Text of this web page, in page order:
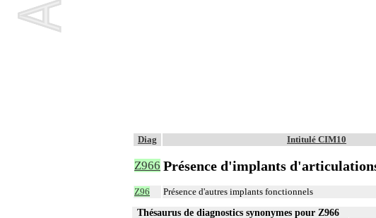
Diag Intitulé CIM10
Z966 Présence d'implants
Z96 Présence d'autres implants fonctionnels
Thésaurus de diagnostics synonymes pour Z966